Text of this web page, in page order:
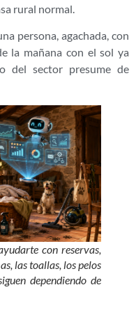
rural normal.
persona, agachada, con
la mañana con el sol ya
del sector presume de
con reservas,
las toallas, los pelos
dependiendo de